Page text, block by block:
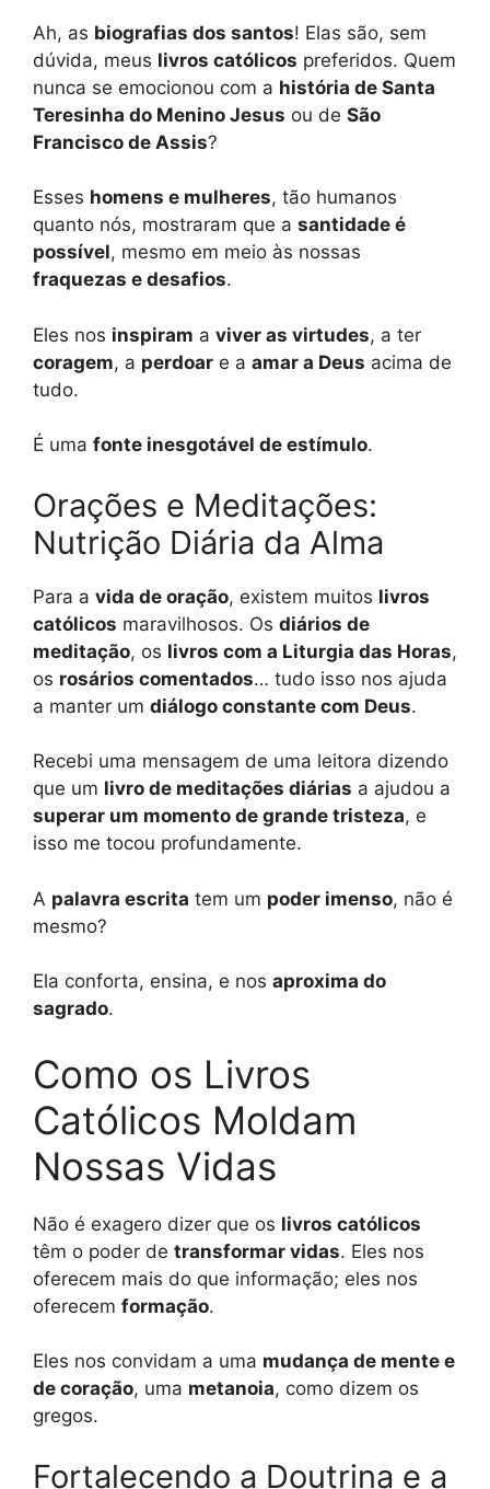
Ah, as biografias dos santos! Elas são, sem
dúvida, meus livros católicos preferidos. Quem
nunca se emocionou com a história de Santa
Teresinha do Menino Jesus ou de São
Francisco de Assis?
Esses homens e mulheres, tão humanos
quanto nós, mostraram que a santidade é
possível, mesmo em meio às nossas
fraquezas e desafios.
Eles nos inspiram a viver as virtudes, a ter
coragem, a perdoar e a amar a Deus acima de
tudo.
É uma fonte inesgotável de estímulo.
Orações e Meditações:
Nutrição Diária da Alma
Para a vida de oração, existem muitos livros
católicos maravilhosos. Os diários de
meditação, os livros com a Liturgia das Horas,
os rosários comentados… tudo isso nos ajuda
a manter um diálogo constante com Deus.
Recebi uma mensagem de uma leitora dizendo
que um livro de meditações diárias a ajudou a
superar um momento de grande tristeza, e
isso me tocou profundamente.
A palavra escrita tem um poder imenso, não é
mesmo?
Ela conforta, ensina, e nos aproxima do
sagrado.
Como os Livros
Católicos Moldam
Nossas Vidas
Não é exagero dizer que os livros católicos
têm o poder de transformar vidas. Eles nos
oferecem mais do que informação; eles nos
oferecem formação.
Eles nos convidam a uma mudança de mente e
de coração, uma metanoia, como dizem os
gregos.
Fortalecendo a Doutrina e a